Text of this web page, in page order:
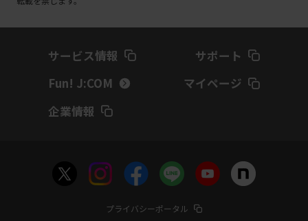
サービス情報
サポート
Fun! J:COM
マイページ
企業情報
プライバシーポータル